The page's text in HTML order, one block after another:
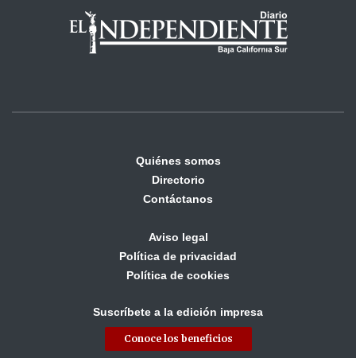
Quiénes somos
Directorio
Contáctanos
Aviso legal
Política de privacidad
Política de cookies
Suscríbete a la edición impresa
Conoce los beneficios